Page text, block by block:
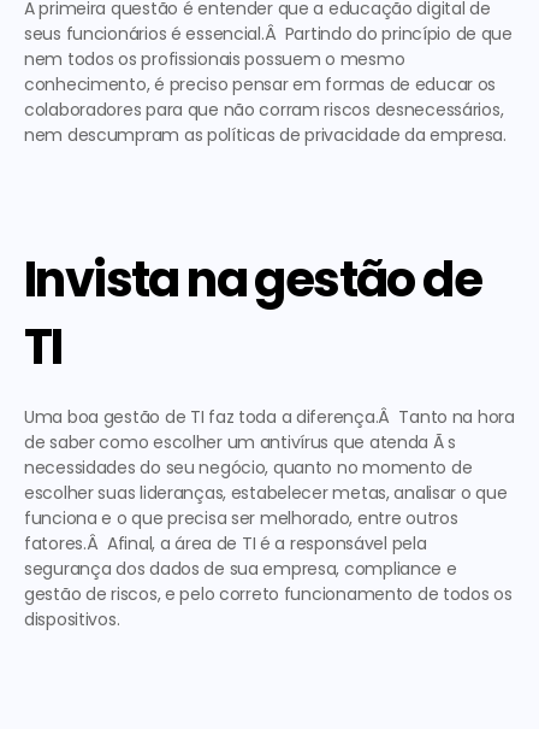
A primeira questão é entender que a educação digital de
seus funcionários é essencial.Â  Partindo do princípio de que
nem todos os profissionais possuem o mesmo
conhecimento, é preciso pensar em formas de educar os
colaboradores para que não corram riscos desnecessários,
nem descumpram as políticas de privacidade da empresa.
Invista na gestão de
TI
Uma boa gestão de TI faz toda a diferença.Â  Tanto na hora
de saber como escolher um antivírus que atenda Ã s
necessidades do seu negócio, quanto no momento de
escolher suas lideranças, estabelecer metas, analisar o que
funciona e o que precisa ser melhorado, entre outros
fatores.Â  Afinal, a área de TI é a responsável pela
segurança dos dados de sua empresa, compliance e
gestão de riscos, e pelo correto funcionamento de todos os
dispositivos.